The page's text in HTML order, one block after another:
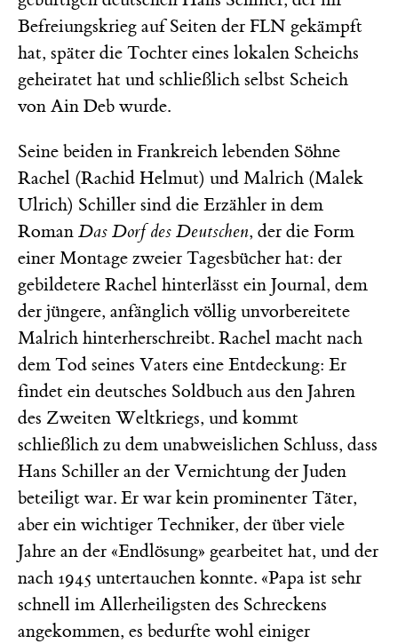
Befreiungskrieg auf Seiten der FLN gekämpft
hat, später die Tochter eines lokalen Scheichs
geheiratet hat und schließlich selbst Scheich
von Ain Deb wurde.
Seine beiden in Frankreich lebenden Söhne
Rachel (Rachid Helmut) und Malrich (Malek
Ulrich) Schiller sind die Erzähler in dem
Roman Das Dorf des Deutschen, der die Form
einer Montage zweier Tagesbücher hat: der
gebildetere Rachel hinterlässt ein Journal, dem
der jüngere, anfänglich völlig unvorbereitete
Malrich hinterherschreibt. Rachel macht nach
dem Tod seines Vaters eine Entdeckung: Er
findet ein deutsches Soldbuch aus den Jahren
des Zweiten Weltkriegs, und kommt
schließlich zu dem unabweislichen Schluss, dass
Hans Schiller an der Vernichtung der Juden
beteiligt war. Er war kein prominenter Täter,
aber ein wichtiger Techniker, der über viele
Jahre an der «Endlösung» gearbeitet hat, und der
nach 1945 untertauchen konnte. «Papa ist sehr
schnell im Allerheiligsten des Schreckens
angekommen, es bedurfte wohl einiger